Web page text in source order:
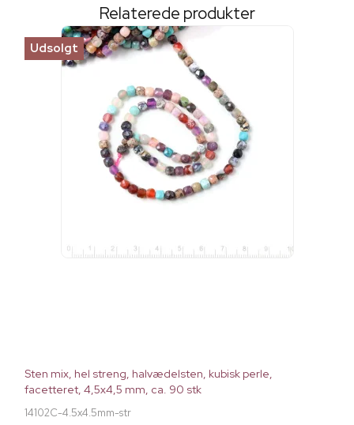
Relaterede produkter
Udsolgt
Sten mix, hel streng, halvædelsten, kubisk perle,
facetteret, 4,5x4,5 mm, ca. 90 stk
14102C-4.5x4.5mm-str